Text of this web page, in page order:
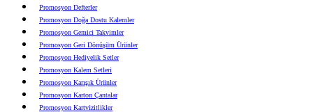
Promosyon Defterler
Promosyon Doğa Dostu Kalemler
Promosyon Gemici Takvimler
Promosyon Geri Dönüşüm Ürünler
Promosyon Hediyelik Setler
Promosyon Kalem Setleri
Promosyon Karışık Ürünler
Promosyon Karton Çantalar
Promosyon Kartvizitlikler